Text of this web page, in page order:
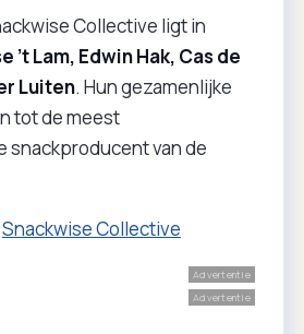
Collective ligt in
’t Lam, Edwin Hak, Cas de
Luiten. Hun gezamenlijke
tot de meest
snackproducent van de
Snackwise Collective
Advertentie
Advertentie